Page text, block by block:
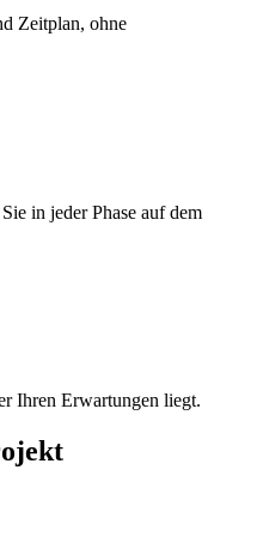
Zeitplan, ohne
in jeder Phase auf dem
Ihren Erwartungen liegt.